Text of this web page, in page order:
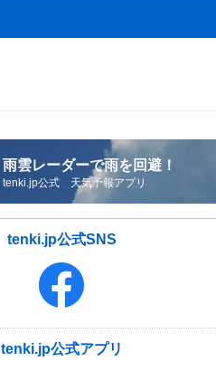
雨雲レーダーで雨を回避！
tenki.jp公式 天気予報アプリ
tenki.jp公式SNS
tenki.jp公式アプリ